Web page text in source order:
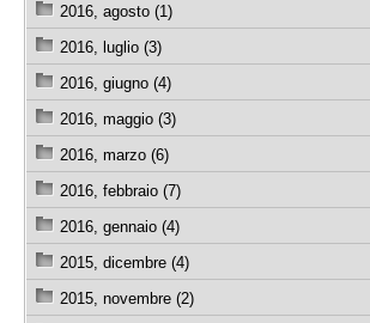
2016, agosto (1)
2016, luglio (3)
2016, giugno (4)
2016, maggio (3)
2016, marzo (6)
2016, febbraio (7)
2016, gennaio (4)
2015, dicembre (4)
2015, novembre (2)